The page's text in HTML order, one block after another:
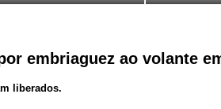
embriaguez ao volante
liberados.